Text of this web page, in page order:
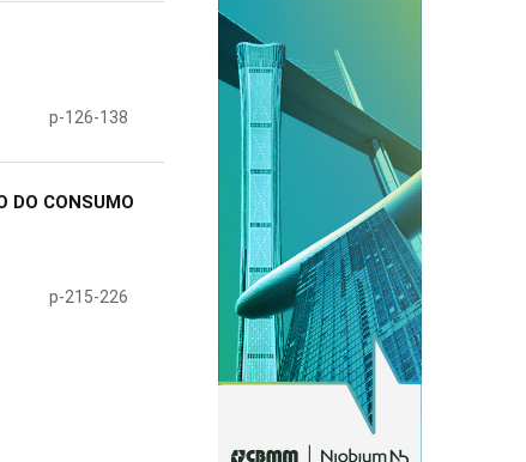
p-126-138
DO CONSUMO
p-215-226